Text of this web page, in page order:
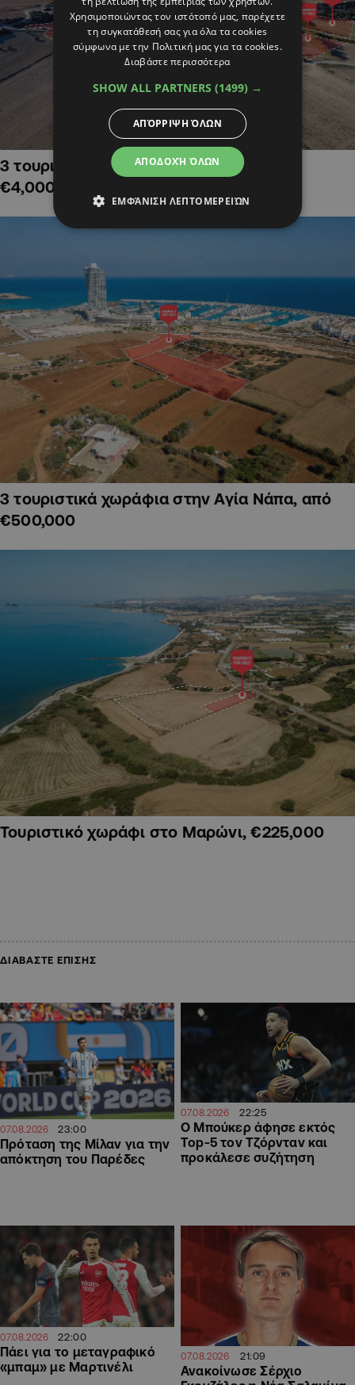
3 τουριστικά χωράφια στην Αλαμινό,
€4,000,000
3 τουριστικά χωράφια στην Αγία Νάπα, από
€500,000
Τουριστικό χωράφι στο Μαρώνι, €225,000
ΔΙΑΒΑΣΤΕ ΕΠΙΣΗΣ
07.08.2026 23:00
Πρόταση της Μίλαν για την
απόκτηση του Παρέδες
07.08.2026 22:25
Ο Μπούκερ άφησε εκτός
Top-5 τον Τζόρνταν και
προκάλεσε συζήτηση
07.08.2026 22:00
Πάει για το μεταγραφικό
«μπαμ» με Μαρτινέλι
07.08.2026 21:09
Ανακοίνωσε Σέρχιο
Χρησιμοποιώντας τον ιστότοπό μας, παρέχετε
τη συγκατάθεσή σας για όλα τα cookies
σύμφωνα με την Πολιτική μας για τα cookies.
Διαβάστε περισσότερα
SHOW ALL PARTNERS (1499) →
ΑΠΟΔΟΧΉ ΌΛΩΝ
ΑΠΌΡΡΙΨΗ ΌΛΩΝ
ΕΜΦΆΝΙΣΗ ΛΕΠΤΟΜΕΡΕΙΏΝ